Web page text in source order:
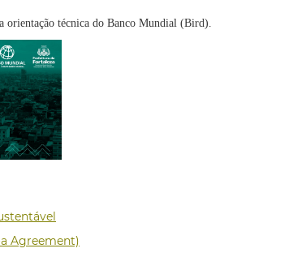
orientação técnica do Banco Mundial (Bird).
Agreement)